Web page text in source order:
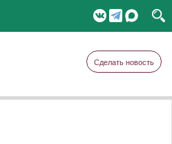
Сделать новость